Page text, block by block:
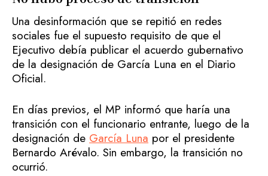
Una desinformación que se repitió en redes
sociales fue el supuesto requisito de que el
Ejecutivo debía publicar el acuerdo gubernativo
de la designación de García Luna en el Diario
Oficial.
En días previos, el MP informó que haría una
transición con el funcionario entrante, luego de la
designación de García Luna por el presidente
Bernardo Arévalo. Sin embargo, la transición no
ocurrió.